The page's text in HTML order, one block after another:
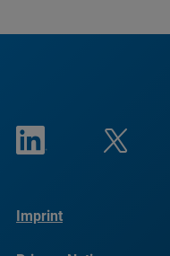
Imprint